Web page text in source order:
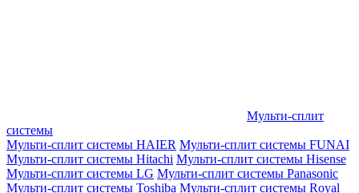
Мульти-сплит
системы
Мульти-сплит системы HAIER Мульти-сплит системы FUNAI
Мульти-сплит системы Hitachi Мульти-сплит системы Hisense
Мульти-сплит системы LG Мульти-сплит системы Panasonic
Мульти-сплит системы Toshiba Мульти-сплит системы Royal